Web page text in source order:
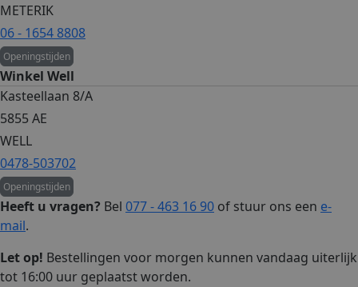
METERIK
06 - 1654 8808
Openingstijden
Winkel Well
Kasteellaan 8/A
5855 AE
WELL
0478-503702
Openingstijden
Heeft u vragen? Bel 077 - 463 16 90 of stuur ons een e-
mail.
Let op! Bestellingen voor morgen kunnen vandaag uiterlijk
tot 16:00 uur geplaatst worden.